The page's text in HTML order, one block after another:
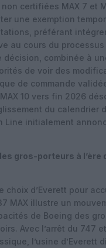
certifiées MAX 7 et
une exemption
préférant
au cours du processus
combinée à
de voir des
de commande
10 vers fin 2026
du calendrier
Line initialement
gros-porteurs à l’ère
choix d’Everett pour
MAX illustre un
de Boeing des
Avec l’arrêt du 747
l’usine d’Everett